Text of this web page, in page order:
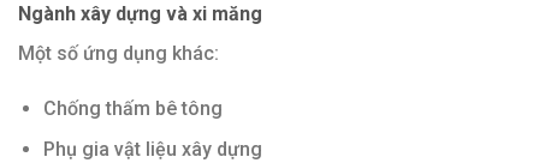
Ngành xây dựng và xi măng
Một số ứng dụng khác:
Chống thấm bê tông
Phụ gia vật liệu xây dựng